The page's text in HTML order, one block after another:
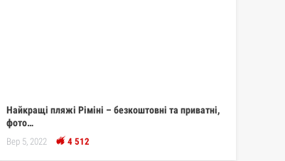
Найкращі пляжі Ріміні – безкоштовні та приватні,
фото…
Вер 5, 2022 4 512